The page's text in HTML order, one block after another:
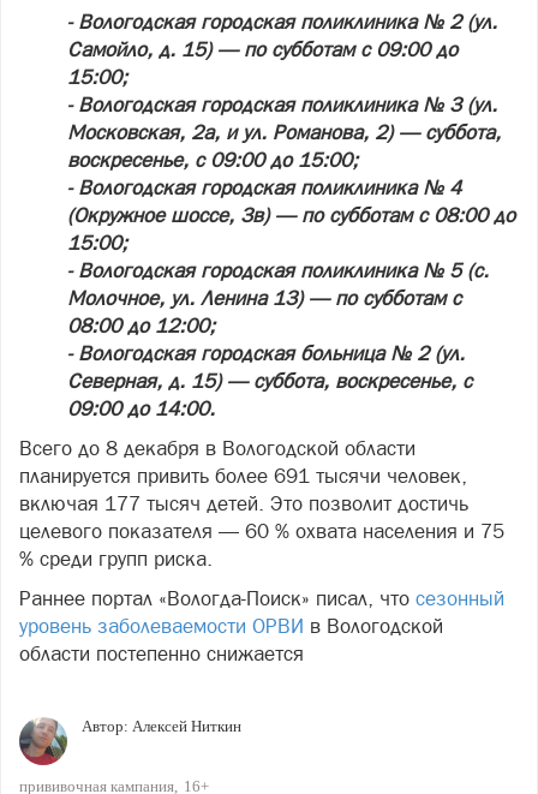
- Вологодская городская поликлиника № 2 (ул.
Самойло, д. 15) — по субботам с 09:00 до
15:00;
- Вологодская городская поликлиника № 3 (ул.
Московская, 2а, и ул. Романова, 2) — суббота,
воскресенье, с 09:00 до 15:00;
- Вологодская городская поликлиника № 4
(Окружное шоссе, 3в) — по субботам с 08:00 до
15:00;
- Вологодская городская поликлиника № 5 (с.
Молочное, ул. Ленина 13) — по субботам с
08:00 до 12:00;
- Вологодская городская больница № 2 (ул.
Северная, д. 15) — суббота, воскресенье, с
09:00 до 14:00.
Всего до 8 декабря в Вологодской области
планируется привить более 691 тысячи человек,
включая 177 тысяч детей. Это позволит достичь
целевого показателя — 60 % охвата населения и 75
% среди групп риска.
Раннее портал «Вологда-Поиск» писал, что сезонный
уровень заболеваемости ОРВИ в Вологодской
области постепенно снижается
Автор: Алексей Ниткин
прививочная кампания 16+